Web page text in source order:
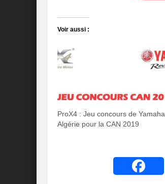
Voir aussi :
ProX4 : Jeu concours de Yamaha
Algérie pour la CAN 2019